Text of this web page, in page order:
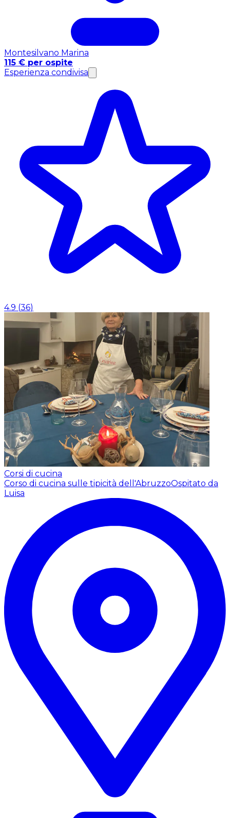
Montesilvano Marina
115 € per ospite
Esperienza condivisa
4.9 (36)
Corsi di cucina
Corso di cucina sulle tipicità dell'AbruzzoOspitato da
Luisa